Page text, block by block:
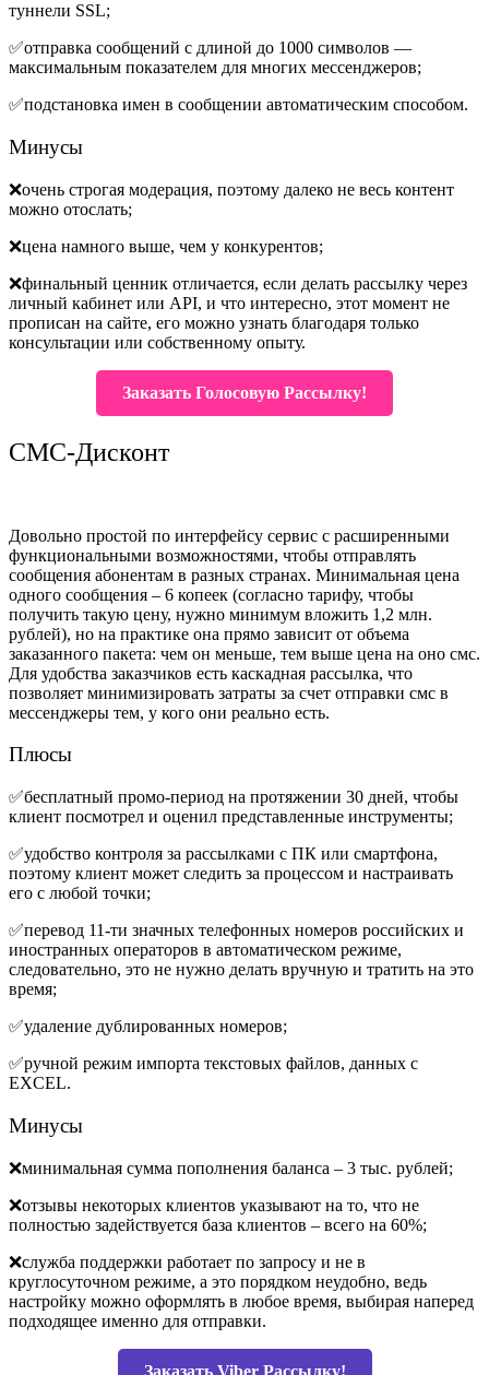
туннели SSL;
✅отправка сообщений с длиной до 1000 символов —
максимальным показателем для многих мессенджеров;
✅подстановка имен в сообщении автоматическим способом.
Минусы
❌очень строгая модерация, поэтому далеко не весь контент
можно отослать;
❌цена намного выше, чем у конкурентов;
❌финальный ценник отличается, если делать рассылку через
личный кабинет или API, и что интересно, этот момент не
прописан на сайте, его можно узнать благодаря только
консультации или собственному опыту.
Заказать Голосовую Рассылку!
СМС-Дисконт
Довольно простой по интерфейсу сервис с расширенными
функциональными возможностями, чтобы отправлять
сообщения абонентам в разных странах. Минимальная цена
одного сообщения – 6 копеек (согласно тарифу, чтобы
получить такую цену, нужно минимум вложить 1,2 млн.
рублей), но на практике она прямо зависит от объема
заказанного пакета: чем он меньше, тем выше цена на оно смс.
Для удобства заказчиков есть каскадная рассылка, что
позволяет минимизировать затраты за счет отправки смс в
мессенджеры тем, у кого они реально есть.
Плюсы
✅бесплатный промо-период на протяжении 30 дней, чтобы
клиент посмотрел и оценил представленные инструменты;
✅удобство контроля за рассылками с ПК или смартфона,
поэтому клиент может следить за процессом и настраивать
его с любой точки;
✅перевод 11-ти значных телефонных номеров российских и
иностранных операторов в автоматическом режиме,
следовательно, это не нужно делать вручную и тратить на это
время;
✅удаление дублированных номеров;
✅ручной режим импорта текстовых файлов, данных с
EXCEL.
Минусы
❌минимальная сумма пополнения баланса – 3 тыс. рублей;
❌отзывы некоторых клиентов указывают на то, что не
полностью задействуется база клиентов – всего на 60%;
❌служба поддержки работает по запросу и не в
круглосуточном режиме, а это порядком неудобно, ведь
настройку можно оформлять в любое время, выбирая наперед
подходящее именно для отправки.
Заказать Viber Рассылку!